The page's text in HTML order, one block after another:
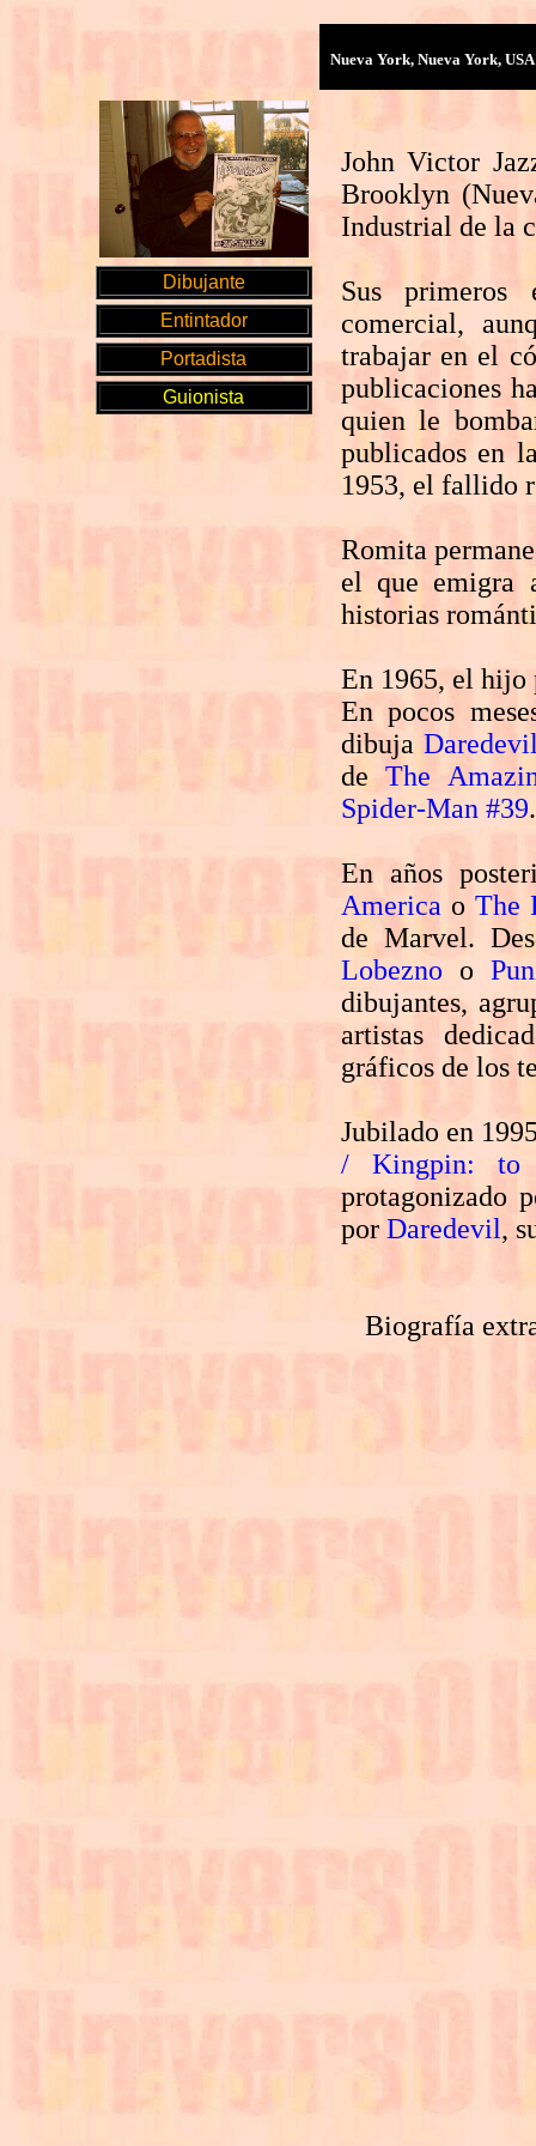
Nueva York, Nueva York,
Dibujante
Entintador
Portadista
Guionista
John Victor
Brooklyn
Industrial de la
Sus primeros
comercial,
trabajar en el
publicaciones
quien le
publicados en
1953, el fallido
Romita
el que emigra
historias
En 1965, el hijo
En pocos
dibuja
deThe
Spider-Man #39.
En años
America o The
de Marvel.
Lobezno o
dibujantes,
artistas
gráficos de los
Jubilado en
/ Kingpin: to
protagonizado
por Daredevil,
Biografía